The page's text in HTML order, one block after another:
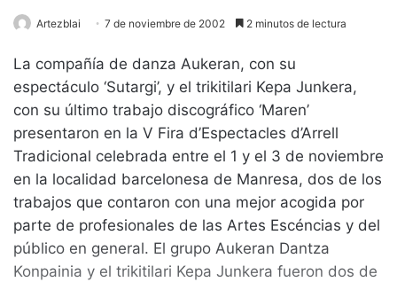
Artezblai 7 de noviembre de 2002 2 minutos de lectura
La compañía de danza Aukeran, con su
espectáculo ‘Sutargi’, y el trikitilari Kepa Junkera,
con su último trabajo discográfico ‘Maren’
presentaron en la V Fira d’Espectacles d’Arrell
Tradicional celebrada entre el 1 y el 3 de noviembre
en la localidad barcelonesa de Manresa, dos de los
trabajos que contaron con una mejor acogida por
parte de profesionales de las Artes Escéncias y del
público en general. El grupo Aukeran Dantza
Konpainia y el trikitilari Kepa Junkera fueron dos de